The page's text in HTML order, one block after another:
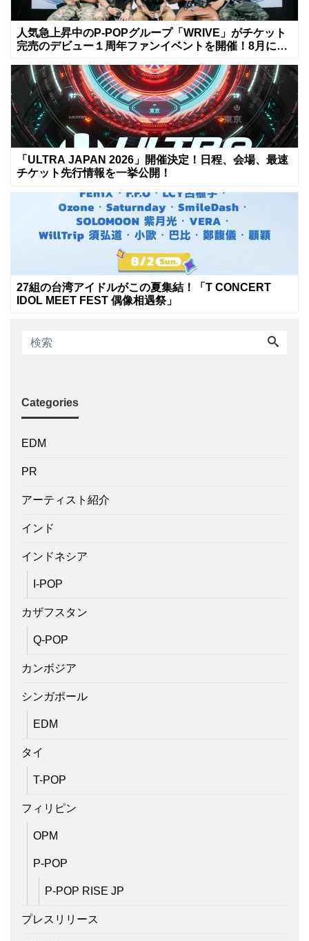
人気急上昇中のP-POPグループ「WRIVE」がチケット
完売のデビュー１周年ファンイベントを開催！8月に新
「ULTRA JAPAN 2026」開催決定！日程、会場、最速
チケット先行情報を一挙公開！
27組の台湾アイドルがこの夏集結！「T CONCERT
IDOL MEET FEST 偶像相遇祭」
Categories
EDM
PR
アーティスト紹介
インド
インドネシア
I-POP
カザフスタン
Q-POP
カンボジア
シンガポール
EDM
タイ
T-POP
フィリピン
OPM
P-POP
P-POP RISE JP
プレスリリース